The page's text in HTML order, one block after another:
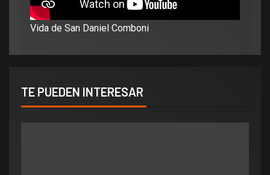
Vida de San Daniel Comboni
TE PUEDEN INTERESAR